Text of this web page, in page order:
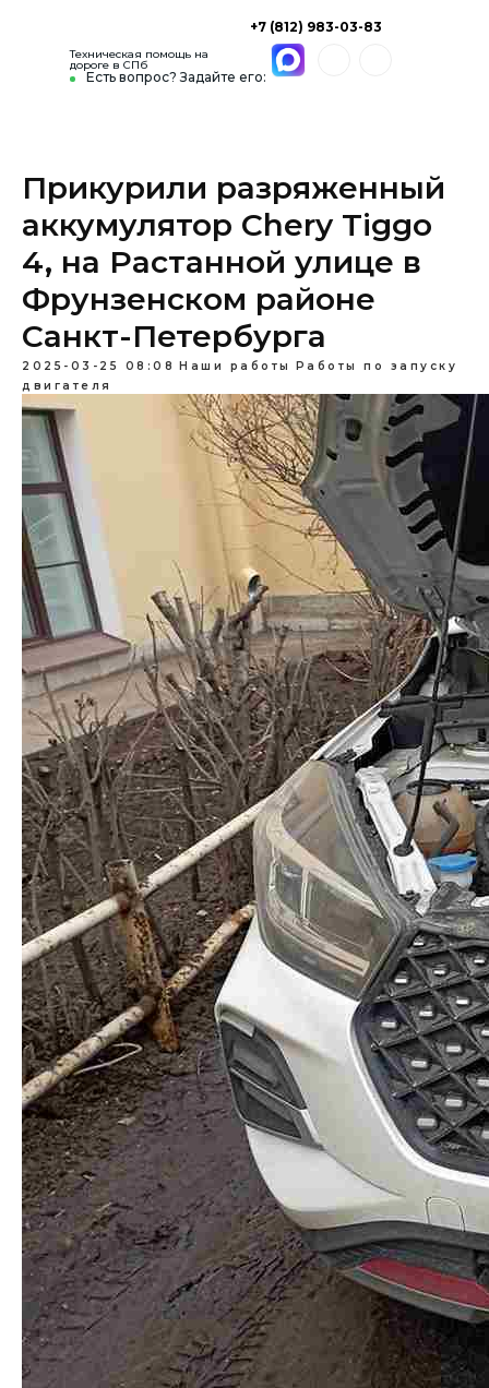
Есть вопрос? Задайте его:
+7 (812) 983-03-83
Техническая помощь на
дороге в СПб
Прикурили разряженный
аккумулятор Chery Tiggo
4, на Растанной улице в
Фрунзенском районе
Санкт-Петербурга
2025-03-25 08:08 Наши работы
Работы по запуску
двигателя